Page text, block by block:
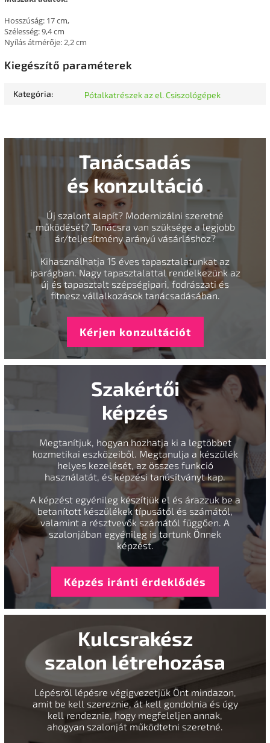
Hosszúság: 17 cm,
Szélesség: 9,4 cm
Nyílás átmérője: 2,2 cm
Kiegészítő paraméterek
Kategória: Pótalkatrészek az el. Csiszológépek
Tanácsadás
és konzultáció
Új szalont alapít? Modernizálni szeretné
működését? Tanácsra van szüksége a legjobb
ár/teljesítmény arányú vásárláshoz?
Kihasználhatja 15 éves tapasztalatunkat az
iparágban. Nagy tapasztalattal rendelkezünk az
új és tapasztalt szépségipari, fodrászati és
fitnesz vállalkozások tanácsadásában.
Kérjen konzultációt
Szakértői
képzés
Megtanítjuk, hogyan hozhatja ki a legtöbbet
kozmetikai eszközeiből. Megtanulja a készülék
helyes kezelését, az összes funkció
használatát, és képzési tanúsítványt kap.
A képzést egyénileg készítjük el és árazzuk be a
betanított készülékek típusától és számától,
valamint a résztvevők számától függően. A
szalonjában egyénileg is tartunk Önnek
képzést.
Képzés iránti érdeklődés
Kulcsrakész
szalon létrehozása
Lépésről lépésre végigvezetjük Önt mindazon,
amit be kell szereznie, át kell gondolnia és úgy
kell rendeznie, hogy megfeleljen annak,
ahogyan szalonját működtetni szeretné.